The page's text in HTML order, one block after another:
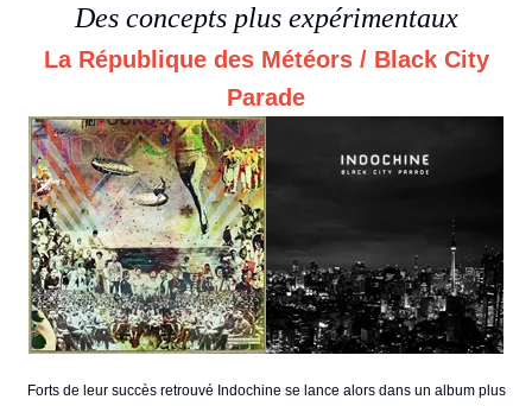
Des concepts plus expérimentaux
La République des Météors / Black City
Parade
Forts de leur succès retrouvé Indochine se lance alors dans un album plus